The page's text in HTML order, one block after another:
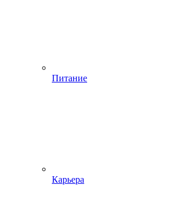
Питание
Карьера